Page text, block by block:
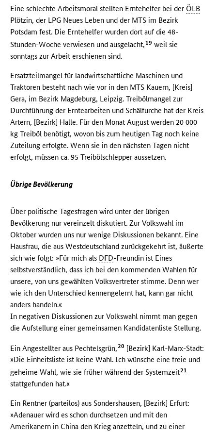
Eine schlechte Arbeitsmoral stellten Erntehelfer bei der ÖLB
Plötzin, der LPG Neues Leben und der MTS im Bezirk
Potsdam fest. Die Erntehelfer wurden dort auf die 48-
Stunden-Woche verwiesen und ausgelacht,19 weil sie
sonntags zur Arbeit erschienen sind.
Ersatzteilmangel für landwirtschaftliche Maschinen und
Traktoren besteht nach wie vor in den MTS Kauern, [Kreis]
Gera, im Bezirk Magdeburg, Leipzig. Treibölmangel zur
Durchführung der Erntearbeiten und Schälfurche hat der Kreis
Artern, [Bezirk] Halle. Für den Monat August werden 20 000
kg Treiböl benötigt, wovon bis zum heutigen Tag noch keine
Zuteilung erfolgte. Wenn sie in den nächsten Tagen nicht
erfolgt, müssen ca. 95 Treibölschlepper aussetzen.
Übrige Bevölkerung
Über politische Tagesfragen wird unter der übrigen
Bevölkerung nur vereinzelt diskutiert. Zur Volkswahl im
Oktober wurden uns nur wenige Diskussionen bekannt. Eine
Hausfrau, die aus Westdeutschland zurückgekehrt ist, äußerte
sich wie folgt: »Für mich als DFD-Freundin ist Eines
selbstverständlich, dass ich bei den kommenden Wahlen für
unsere, von uns gewählten Volksvertreter stimme. Denn wer
wie ich den Unterschied kennengelernt hat, kann gar nicht
anders handeln.«
In negativen Diskussionen zur Volkswahl nimmt man gegen
die Aufstellung einer gemeinsamen Kandidatenliste Stellung.
Ein Angestellter aus Pechtelsgrün,20 [Bezirk] Karl-Marx-Stadt:
»Die Einheitsliste ist keine Wahl. Ich wünsche eine freie und
geheime Wahl, wie sie früher während der Systemzeit21
stattgefunden hat.«
Ein Rentner (parteilos) aus Sondershausen, [Bezirk] Erfurt:
»Adenauer wird es schon durchsetzen und mit den
Amerikanern in China den Krieg anzetteln, und zu einer